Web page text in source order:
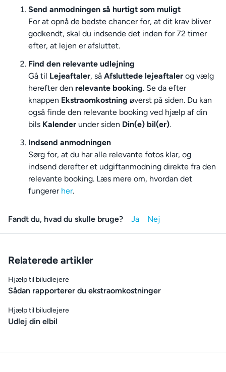
Send anmodningen så hurtigt som muligt
For at opnå de bedste chancer for, at dit krav bliver
godkendt, skal du indsende det inden for 72 timer
efter, at lejen er afsluttet.
Find den relevante udlejning
Gå til Lejeaftaler, så Afsluttede lejeaftaler og vælg
herefter den relevante booking. Se da efter
knappen Ekstraomkostning øverst på siden. Du kan
også finde den relevante booking ved hjælp af din
bils Kalender under siden Din(e) bil(er).
Indsend anmodningen
Sørg for, at du har alle relevante fotos klar, og
indsend derefter et udgiftanmodning direkte fra den
relevante booking. Læs mere om, hvordan det
fungerer her.
Fandt du, hvad du skulle bruge?
Relaterede artikler
Hjælp til biludlejere
Sådan rapporterer du ekstraomkostninger
Hjælp til biludlejere
Udlej din elbil